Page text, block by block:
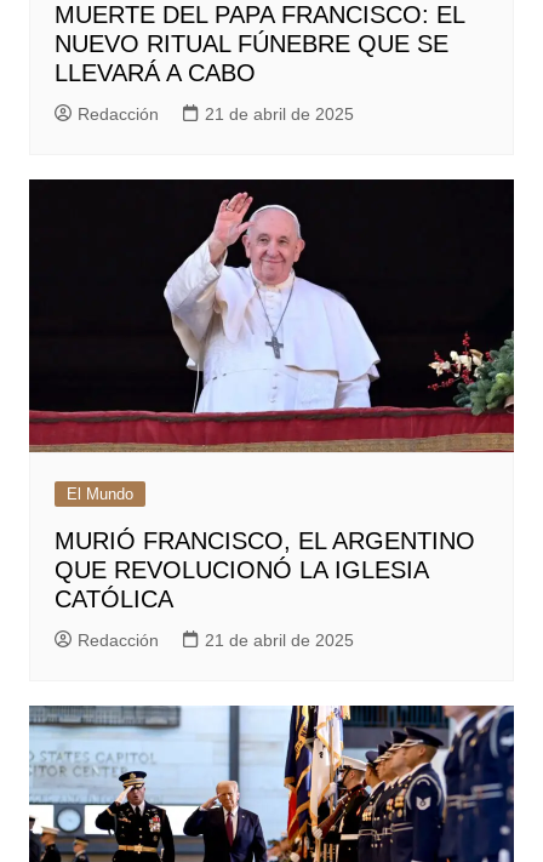
MUERTE DEL PAPA FRANCISCO: EL
NUEVO RITUAL FÚNEBRE QUE SE
LLEVARÁ A CABO
Redacción 21 de abril de 2025
El Mundo
MURIÓ FRANCISCO, EL ARGENTINO
QUE REVOLUCIONÓ LA IGLESIA
CATÓLICA
Redacción 21 de abril de 2025